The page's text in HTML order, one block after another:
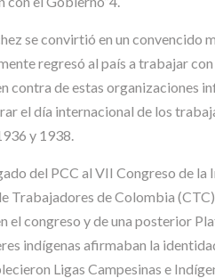
se convirtió en un
regresó al país a trabajar
contra de estas organizaciones
el día internacional de los
y 1938.
del PCC al VII Congreso de
Trabajadores de Colombia
el congreso y de una posterior
indígenas afirmaban la
Ligas Campesinas e